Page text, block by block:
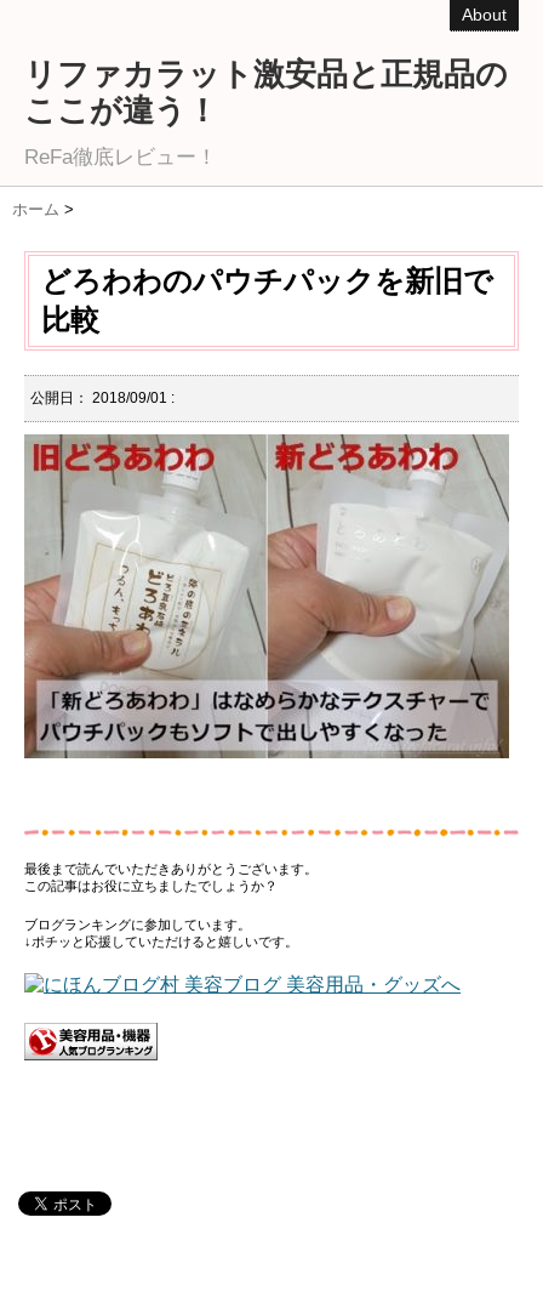
About
リファカラット激安品と正規品の
ここが違う！
ReFa徹底レビュー！
ホーム >
どろわわのパウチパックを新旧で
比較
公開日： 2018/09/01 :
最後まで読んでいただきありがとうございます。
この記事はお役に立ちましたでしょうか？
ブログランキングに参加しています。
↓ポチッと応援していただけると嬉しいです。